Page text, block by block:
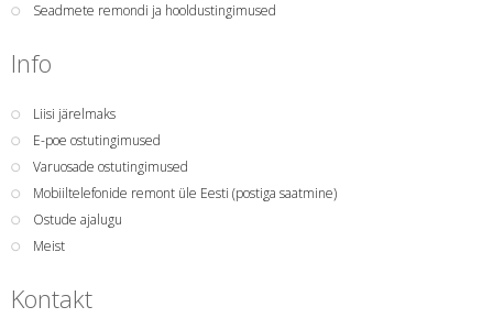
Seadmete remondi ja hooldustingimused
Info
Liisi järelmaks
E-poe ostutingimused
Varuosade ostutingimused
Mobiiltelefonide remont üle Eesti (postiga saatmine)
Ostude ajalugu
Meist
Kontakt